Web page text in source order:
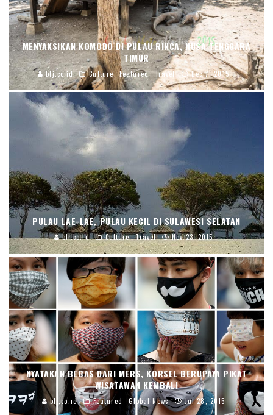
MENYAKSIKAN KOMODO DI PULAU RINCA, NUSA TENGGARA
TIMUR
blj.co.id Culture Featured Travel Dec 7, 2015
PULAU LAE-LAE, PULAU KECIL DI SULAWESI SELATAN
blj.co.id Culture Travel Nov 23, 2015
NYATAKAN BEBAS DARI MERS, KORSEL BERUPAYA PIKAT
WISATAWAN KEMBALI
blj.co.id Featured Global News Jul 28, 2015